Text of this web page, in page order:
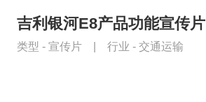
吉利银河E8产品功能宣传
类型 - 宣传片 行业 - 交通运输